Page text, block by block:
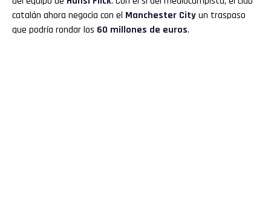
catalán ahora negocia con el Manchester Cityun traspaso
que podría rondar los 60 millones de euros.